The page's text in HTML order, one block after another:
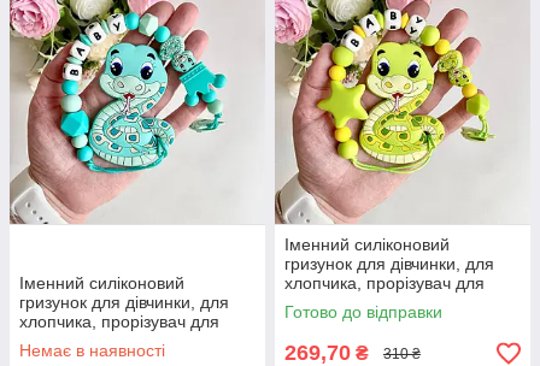
Іменний силіконовий
гризунок для дівчинки, для
хлопчика, прорізувач для
зубів, Змія (бірюза)
Немає в наявності
Іменний силіконовий
гризунок для дівчинки, для
хлопчика, прорізувач для
зубів, Змія (зелений)
Готово до відправки
269,70 ₴ 310 ₴